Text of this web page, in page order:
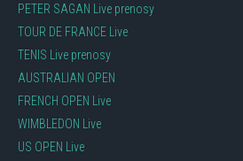
PETER SAGAN Live prenosy
TOUR DE FRANCE Live
TENIS Live prenosy
AUSTRALIAN OPEN
FRENCH OPEN Live
WIMBLEDON Live
US OPEN Live